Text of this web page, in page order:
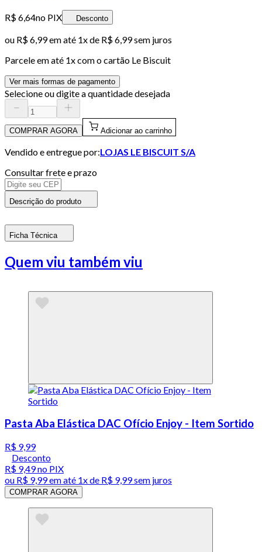
R$ 6,64no PIX Desconto
ou R$ 6,99em até 1x de R$ 6,99sem juros
Parcele em até 1x com o cartão Le Biscuit
Ver mais formas de pagamento
Selecione ou digite a quantidade desejada
COMPRAR AGORA Adicionar ao carrinho
Vendido e entregue por:LOJAS LE BISCUIT S/A
Consultar frete e prazo
Descrição do produto
Ficha Técnica
Quem viu também viu
Pasta Aba Elástica DAC Ofício Enjoy - Item Sortido
R$ 9,99
Desconto
R$ 9,49no PIX
ou R$ 9,99em até 1x de R$ 9,99sem juros
COMPRAR AGORA